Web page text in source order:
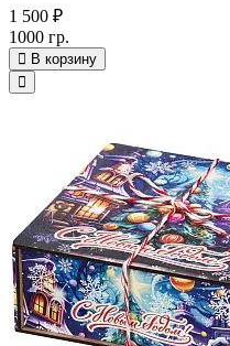
1 500 ₽
1000 гр.
В корзину